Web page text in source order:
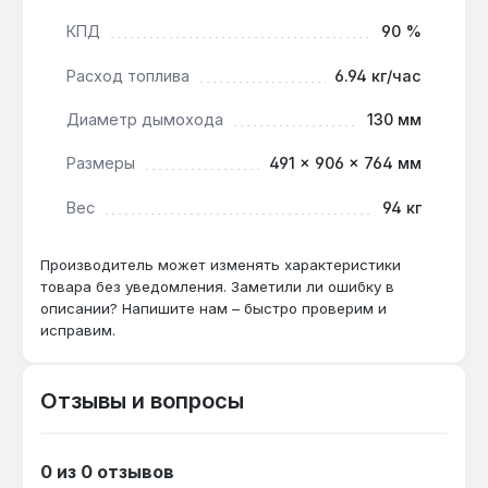
Подходит ли для помещений с высокими
Да — мощность 60 кВт и КПД 90%
обеспечивают обогрев до 600 м² даже при
теплопотери через верхнюю зону.
Как часто нужно чистить теплообменник
из нержавеющей стали?
При использовании качественного дизтоплива
частоту обслуживания.
Совместим ли с системой «умный дом»?
КПД 90 %
Расход топлива 6.94 кг/час
Диаметр дымохода 130 мм
Размеры 491 × 906 × 764 мм
Вес 94 кг
Производитель может изменять характеристики
товара без уведомления. Заметили ли ошибку в
описании? Напишите нам – быстро проверим и
исправим.
Отзывы и вопросы
0 из 0 отзывов